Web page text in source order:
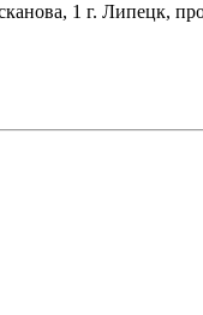
1 г. Липецк,